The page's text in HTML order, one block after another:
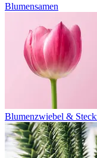
Blumensamen
Blumenzwiebel &